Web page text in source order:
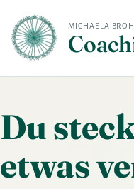
MICHAELA
Du
etwas